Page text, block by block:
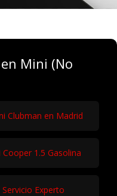
Mini (No
Clubman en Madrid
1.5 Gasolina
Experto